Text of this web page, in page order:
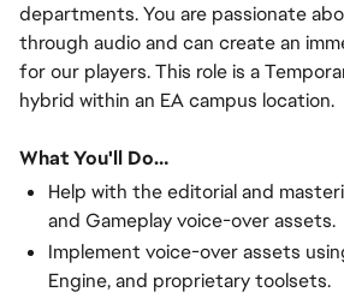
departments. You are passionate
through audio and can create an
for our players. This role is a
hybrid within an EA campus location.
What You'll Do…
Help with the editorial and
and Gameplay voice-over assets.
Implement voice-over assets
Engine, and proprietary toolsets.